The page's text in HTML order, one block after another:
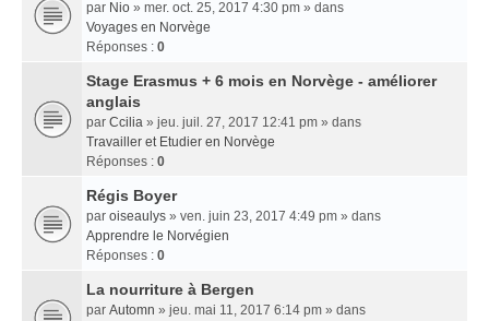
par Nio » mer. oct. 25, 2017 4:30 pm » dans
Voyages en Norvège
Réponses : 0
Stage Erasmus + 6 mois en Norvège - améliorer
anglais
par Ccilia » jeu. juil. 27, 2017 12:41 pm » dans
Travailler et Etudier en Norvège
Réponses : 0
Régis Boyer
par oiseaulys » ven. juin 23, 2017 4:49 pm » dans
Apprendre le Norvégien
Réponses : 0
La nourriture à Bergen
par Automn » jeu. mai 11, 2017 6:14 pm » dans